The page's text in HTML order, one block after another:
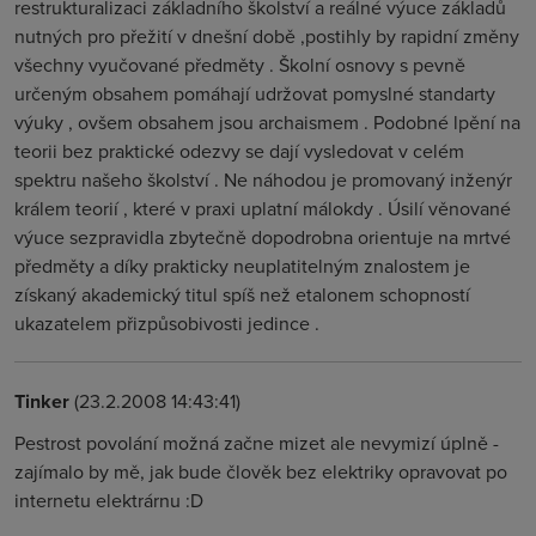
restrukturalizaci základního školství a reálné výuce základů
nutných pro přežití v dnešní době ,postihly by rapidní změny
všechny vyučované předměty . Školní osnovy s pevně
určeným obsahem pomáhají udržovat pomyslné standarty
výuky , ovšem obsahem jsou archaismem . Podobné lpění na
teorii bez praktické odezvy se dají vysledovat v celém
spektru našeho školství . Ne náhodou je promovaný inženýr
králem teorií , které v praxi uplatní málokdy . Úsilí věnované
výuce sezpravidla zbytečně dopodrobna orientuje na mrtvé
předměty a díky prakticky neuplatitelným znalostem je
získaný akademický titul spíš než etalonem schopností
ukazatelem přizpůsobivosti jedince .
Tinker(23.2.2008 14:43:41)
Pestrost povolání možná začne mizet ale nevymizí úplně -
zajímalo by mě, jak bude člověk bez elektriky opravovat po
internetu elektrárnu :D